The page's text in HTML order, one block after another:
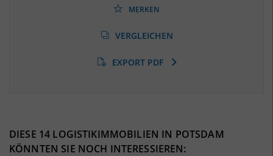
(Landkreis / Kreisfreie Stadt)
(Stand: 01/2020)
40%
MERKEN
VERGLEICHEN
EXPORT PDF
DIESE 14 LOGISTIKIMMOBILIEN IN POTSDAM
KÖNNTEN SIE NOCH INTERESSIEREN: